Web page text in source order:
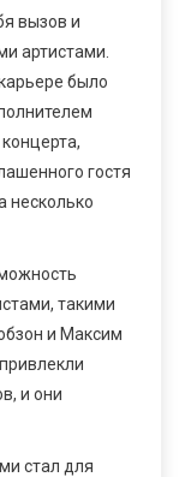
вызов и
артистами.
было
гостя
несколько
такими
и Максим
и они
стал для